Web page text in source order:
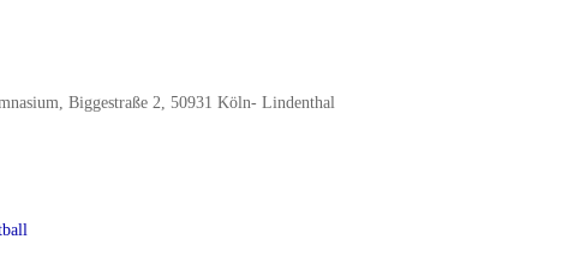
Biggestraße 2, 50931 Köln- Lindenthal